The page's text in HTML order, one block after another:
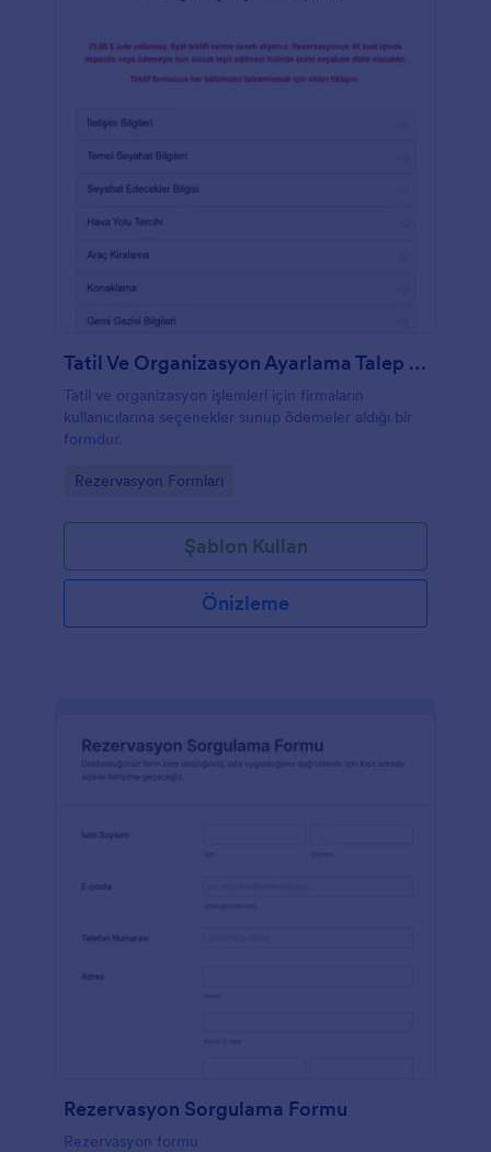
Tatil Ve Organizasyon Ayarlama Talep Formu
Tatil ve organizasyon işlemleri için firmaların
kullanıcılarına seçenekler sunup ödemeler aldığı bir
formdur.
Go to Category:
Rezervasyon Formları
Şablon Kullan
Önizleme
Rezervasyon Sorgulama Formu
Rezervasyon formu